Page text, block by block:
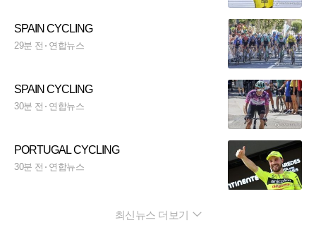
SPAIN CYCLING
29분 전 연합뉴스
SPAIN CYCLING
30분 전 연합뉴스
PORTUGAL CYCLING
30분 전 연합뉴스
최신뉴스 더보기